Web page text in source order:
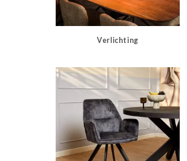
Verlichting